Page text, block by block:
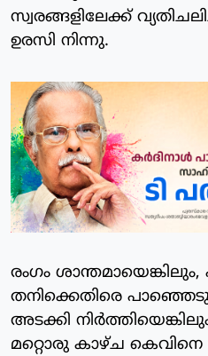
സ്വരങ്ങളിലേക്ക്
ഉരസി നിന്നു.
രംഗം ശാന്തമായെങ്കിലും,
തനിക്കെതിരെ
അടക്കി
മറ്റൊരു കാഴ്ച